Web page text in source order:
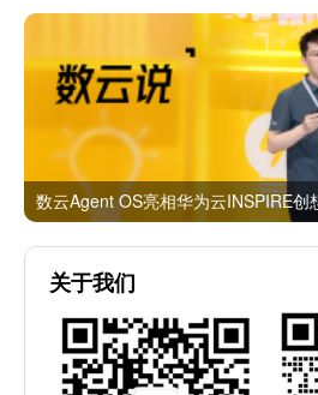
关于我们